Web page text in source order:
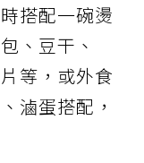
搭配一碗燙
、豆干、
等，或外食
滷蛋搭配，